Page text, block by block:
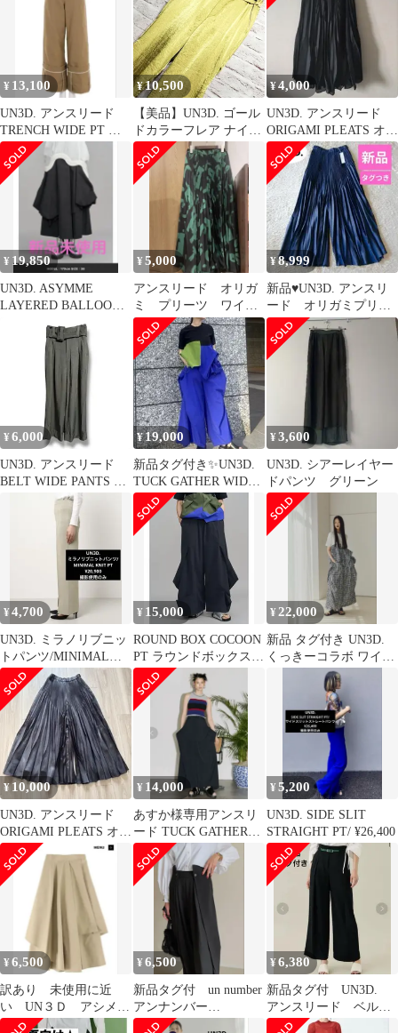
¥ 13,100
UN3D. アンスリード
TRENCH WIDE PT ト
レンチワイドパンツ
¥10,500
【美品】UN3D. ゴール
ドカラーフレア ナイロ
ン パンツ
¥4,000
UN3D. アンスリード
ORIGAMI PLEATS オリ
ガミプリーツパンツ
¥ 19,850
UN3D. ASYMME
LAYERED BALLOON
PT ブラック 36
¥5,000
アンスリード オリガ
ミ プリーツ ワイド
フレアパンツ S〜
¥8,999
新品♥UN3D. アンスリ
ード オリガミプリー
ツシャンタンパンツ
ネイビー 36
¥ 6,000
UN3D. アンスリード
BELT WIDE PANTS ワ
イドパンツ ベルト付き
スリット フレアパンツ
タック オフィス カジュ
アル レディース サイズ
36 カーキ 秋 ゴーゴー
古着久喜倉庫店 北久
K354H
¥19,000
新品タグ付き✨UN3D.
TUCK GATHER WIDE
PT 36 ブルー
¥3,600
UN3D. シアーレイヤー
ドパンツ グリーン
¥4,700
UN3D. ミラノリブニッ
トパンツ/MINIMAL
KNIT PT¥20,900
¥ 15,000
ROUND BOX COCOON
PT ラウンドボックスコ
クーンパンツ UN3D
¥ 22,000
新品 タグ付き UN3D.
くっきーコラボ ワイド
パンツ 38サイズ M〜 L
¥ 10,000
UN3D. アンスリード
ORIGAMI PLEATS オリ
ガミプリーツパンツ
¥ 14,000
あすか様専用アンスリ
ード TUCK GATHER
WIDE PT
¥5,200
UN3D. SIDE SLIT
STRAIGHT PT/ ¥26,400
¥6,500
訳あり 未使用に近
い UN３Ｄ アシメレ
イヤードパンツ ベージ
¥6,500
新品タグ付 un number
アンナンバー
【George】サイドラッ
¥6,380
新品タグ付 UN3D.
アンスリード ベルテ
ッドワイドパンツ ブ